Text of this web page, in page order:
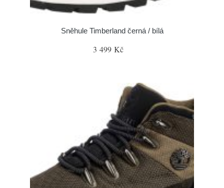
Sněhule Timberland černá / bílá
3 499 Kč